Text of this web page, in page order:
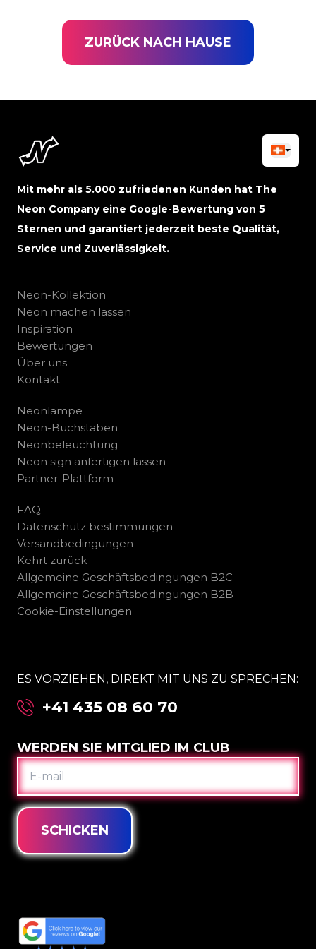
ZURÜCK NACH HAUSE
Mit mehr als 5.000 zufriedenen Kunden hat The
Neon Company eine Google-Bewertung von 5
Sternen und garantiert jederzeit beste Qualität,
Service und Zuverlässigkeit.
Neon-Kollektion
Neon machen lassen
Inspiration
Bewertungen
Über uns
Kontakt
Neonlampe
Neon-Buchstaben
Neonbeleuchtung
Neon sign anfertigen lassen
Partner-Plattform
FAQ
Datenschutz bestimmungen
Versandbedingungen
Kehrt zurück
Allgemeine Geschäftsbedingungen B2C
Allgemeine Geschäftsbedingungen B2B
Cookie-Einstellungen
ES VORZIEHEN, DIREKT MIT UNS ZU SPRECHEN:
+41 435 08 60 70
WERDEN SIE MITGLIED IM CLUB
E-
MAIL
SCHICKEN